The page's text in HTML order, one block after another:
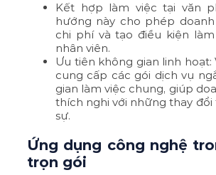
Kết hợp làm việc tại văn
hướng này cho phép
chi phí và tạo điều kiện
nhân viên.
Ưu tiên không gian linh
cung cấp các gói dịch vụ
gian làm việc chung, giúp
thích nghi với những thay
sự.
Ứng dụng công nghệ
trọn gói